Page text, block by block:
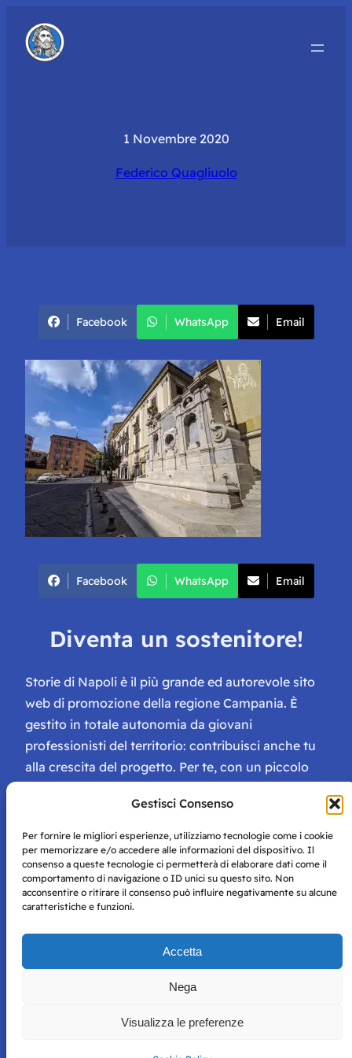
Gestisci Consenso
Per fornire le migliori esperienze, utilizziamo tecnologie come i cookie
per memorizzare e/o accedere alle informazioni del dispositivo. Il
consenso a queste tecnologie ci permetterà di elaborare dati come il
comportamento di navigazione o ID unici su questo sito. Non
acconsentire o ritirare il consenso può influire negativamente su alcune
caratteristiche e funzioni.
Accetta
Nega
Visualizza le preferenze
1 Novembre 2020
Federico Quagliuolo
Facebook WhatsApp Email
Facebook WhatsApp Email
Diventa un sostenitore!
Storie di Napoli è il più grande ed autorevole sito
web di promozione della regione Campania. È
gestito in totale autonomia da giovani
professionisti del territorio: contribuisci anche tu
alla crescita del progetto. Per te, con un piccolo
tessera di Storie Campane, libri e magazine gratis
e inviti ad eventi esclusivi!
Storie di Napoli è una testata registrata presso il tribunale di
per mero scopo didattico e informativo.
perseguito secondo i termini di legge. Si nega l’utilizzo delle